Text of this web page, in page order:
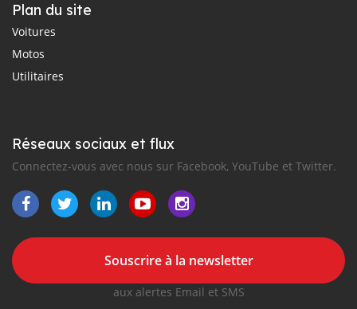
Plan du site
Voitures
Motos
Utilitaires
Réseaux sociaux et flux
Connectez-vous avec nous sur Facebook, YouTube et Twitter.
Souscrire à la newsletter
aux alertes Email et SMS